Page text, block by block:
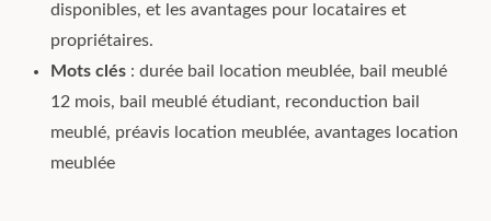
disponibles, et les avantages pour locataires et
propriétaires.
Mots clés : durée bail location meublée, bail meublé
12 mois, bail meublé étudiant, reconduction bail
meublé, préavis location meublée, avantages location
meublée